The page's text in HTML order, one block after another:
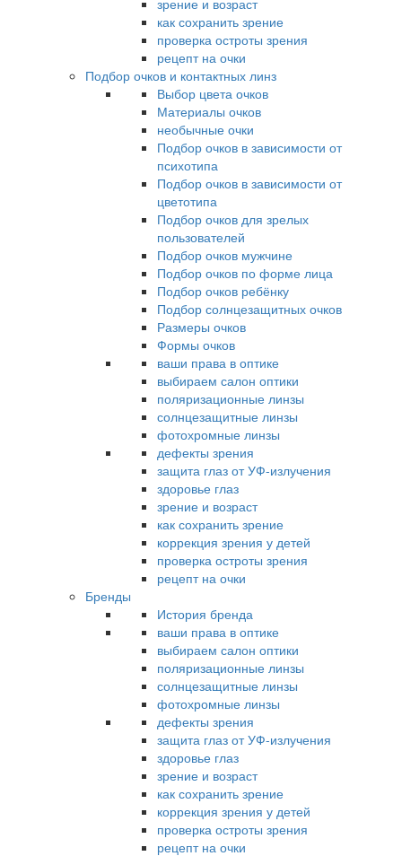
зрение и возраст
как сохранить зрение
проверка остроты зрения
рецепт на очки
Подбор очков и контактных линз
Выбор цвета очков
Материалы очков
необычные очки
Подбор очков в зависимости от
психотипа
Подбор очков в зависимости от
цветотипа
Подбор очков для зрелых
пользователей
Подбор очков мужчине
Подбор очков по форме лица
Подбор очков ребёнку
Подбор солнцезащитных очков
Размеры очков
Формы очков
ваши права в оптике
выбираем салон оптики
поляризационные линзы
солнцезащитные линзы
фотохромные линзы
дефекты зрения
защита глаз от УФ-излучения
здоровье глаз
зрение и возраст
как сохранить зрение
коррекция зрения у детей
проверка остроты зрения
рецепт на очки
Бренды
История бренда
ваши права в оптике
выбираем салон оптики
поляризационные линзы
солнцезащитные линзы
фотохромные линзы
дефекты зрения
защита глаз от УФ-излучения
здоровье глаз
зрение и возраст
как сохранить зрение
коррекция зрения у детей
проверка остроты зрения
рецепт на очки